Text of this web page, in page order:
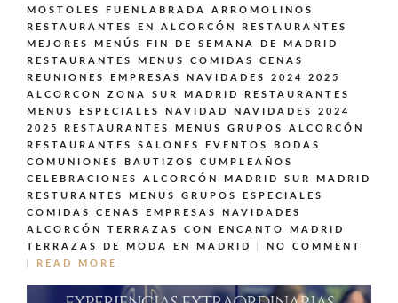
MOSTOLES FUENLABRADA ARROMOLINOS
RESTAURANTES EN ALCORCÓN
RESTAURANTES
MEJORES MENÚS FIN DE SEMANA DE MADRID
RESTAURANTES MENUS COMIDAS CENAS
REUNIONES EMPRESAS NAVIDADES 2024 2025
ALCORCON ZONA SUR MADRID
RESTAURANTES
MENUS ESPECIALES NAVIDAD NAVIDADES 2024
2025
RESTAURANTES MENUS GRUPOS ALCORCÓN
RESTAURANTES SALONES EVENTOS BODAS
COMUNIONES BAUTIZOS CUMPLEAÑOS
CELEBRACIONES ALCORCÓN MADRID SUR MADRID
RESTURANTES MENUS GRUPOS ESPECIALES
COMIDAS CENAS EMPRESAS NAVIDADES
ALCORCÓN
TERRAZAS CON ENCANTO MADRID
TERRAZAS DE MODA EN MADRID
NO COMMENT
READ MORE